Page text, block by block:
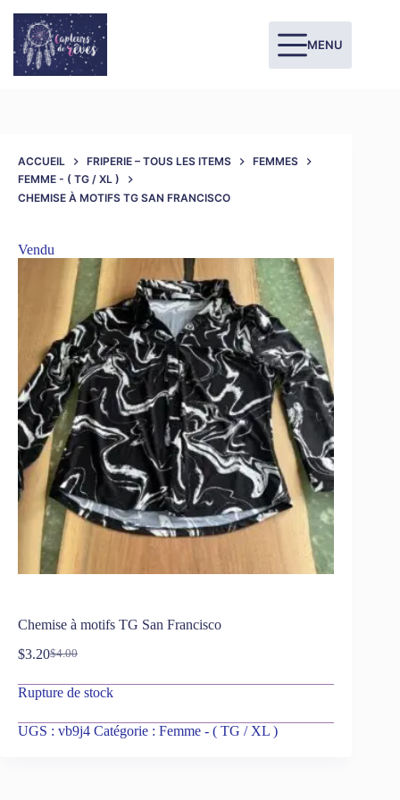
MENU
ACCUEIL FRIPERIE – TOUS LES ITEMS
FEMMES
FEMME - ( TG / XL )
CHEMISE À MOTIFS TG SAN FRANCISCO
Vendu
Chemise à motifs TG San Francisco
$4.00
$3.20
Rupture de stock
UGS : vb9j4 Catégorie : Femme - ( TG / XL )